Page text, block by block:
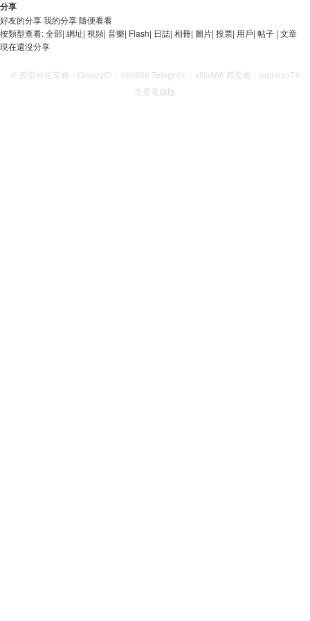
分享
好友的分享我的分享隨便看看
按類型查看:全部| 網址| 視頻| 音樂| Flash| 日誌| 相冊| 圖片| 投票| 用戶| 帖子 | 文章
現在還沒分享
© 西里外送茶賴：GleezyID：xilic666 Telegram：xilic666 西里賴：monesa74
查看電腦版